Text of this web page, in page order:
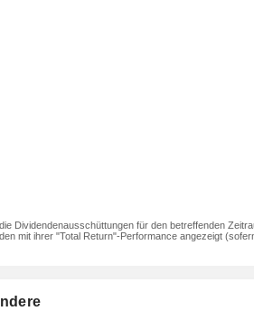
Dividendenausschüttungen für den betreffenden
mit ihrer "Total Return"-Performance angezeigt